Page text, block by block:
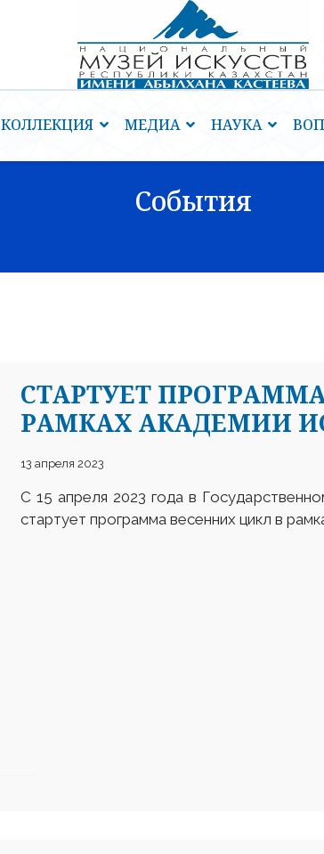
КОЛЛЕКЦИЯ МЕДИА НАУКА
События
CТАРТУЕТ
РАМКАХ АКАДЕМИИ
13 апреля 2023
С 15 апреля 2023 года в
стартует программа весенних цикл в